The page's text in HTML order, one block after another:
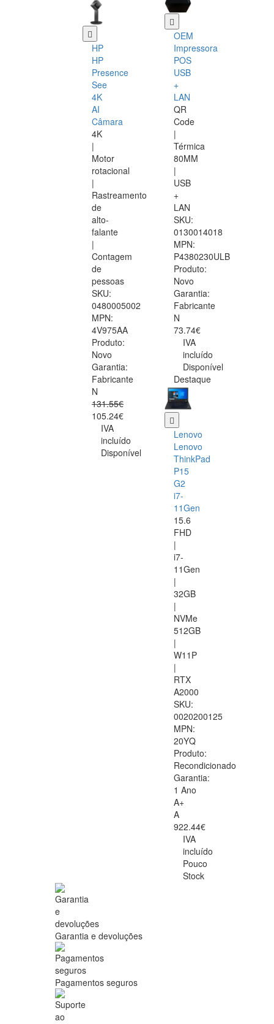
HP
HP
Presence
See
4K
AI
Câmara
4K
|
Motor
rotacional
|
Rastreamento
de
alto-
falante
|
Contagem
de
pessoas
SKU:
0480005002
MPN:
4V975AA
Produto:
Novo
Garantia:
Fabricante
N
131.55€
105.24€
IVA
incluído
Disponível
OEM
Impressora
POS
USB
+
LAN
QR
Code
|
Térmica
80MM
|
USB
+
LAN
SKU:
0130014018
MPN:
P4380230ULB
Produto:
Novo
Garantia:
Fabricante
N
73.74€
IVA
incluído
Disponível
Destaque
Lenovo
Lenovo
ThinkPad
P15
G2
i7-
11Gen
15.6
FHD
|
i7-
11Gen
|
32GB
|
NVMe
512GB
|
W11P
|
RTX
A2000
SKU:
0020200125
MPN:
20YQ
Produto:
Recondicionado
Garantia:
1 Ano
A+
A
922.44€
IVA
incluído
Pouco
Stock
Garantia e devoluções
Pagamentos seguros